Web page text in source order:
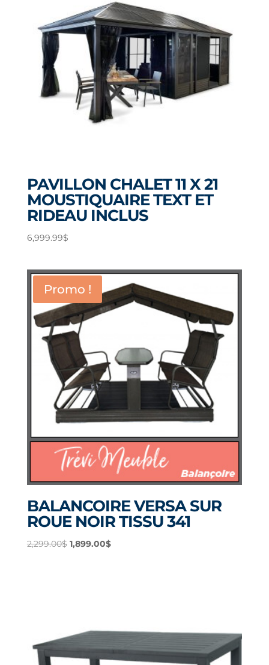
PAVILLON CHALET 11 X 21
MOUSTIQUAIRE TEXT ET
RIDEAU INCLUS
6,999.99$
Promo !
BALANCOIRE VERSA SUR
ROUE NOIR TISSU 341
2,299.00$ Le
1,899.00$Le